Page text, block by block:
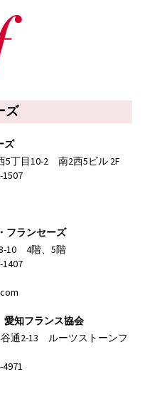
ズ
ズ
5丁目10-2 南2西5ビル 2F
1507
フランセーズ
10 4階、5階
1407
知フランス協会
通2-13 ルーツストーンフ